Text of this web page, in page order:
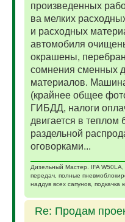
произведенных
ва мелких
и расходных
автомобиля
окрашены,
сомнения сменных
материалов.
(крайнее общее
ГИБДД, налоги
двигается в теплом
раздельной
оговорками...
Дизельный Мастер. IFA
передач, полные
наддув всех сапунов, подкачка
Re: Продам